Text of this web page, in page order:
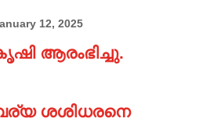
12, 2025
ആരംഭിച്ചു.
ശശിധരനെ